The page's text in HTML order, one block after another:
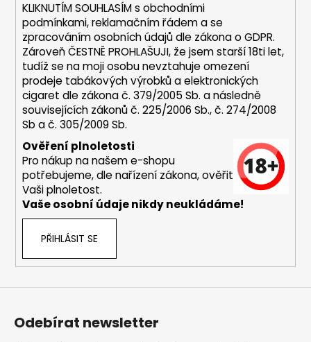
D
p
o
u
u
m
ASPIRE
BVC
ŽHAVÍCÍ
43
KLIKNUTÍM SOUHLASÍM s obchodními
podmínkami,reklamačním řádem a se
zpracováním osobních údajů dle zákona oGDPR.
Zároveň ČESTNĚ PROHLAŠUJI, že jsem starší 18ti let,
tudíž se na moji osobu nevztahuje omezení
prodeje tabákových výrobků a elektronických
cigaret dle zákona č. 379/2005 Sb. a následně
souvisejících zákonů č. 225/2006 Sb., č. 274/2008
Sb a č. 305/2009 Sb.
Ověření plnoletosti
Pro nákup na našem e-shopu
potřebujeme, dle nařízení zákona, ověřit
Vaši plnoletost.
Vaše osobní údaje nikdy neukládáme!
PŘIHLÁSIT SE
Odebírat newsletter